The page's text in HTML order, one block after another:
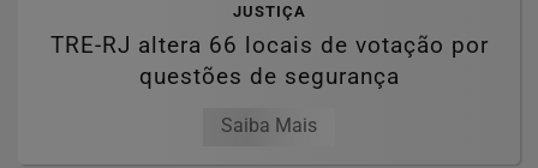
JUSTIÇA
TRE-RJ altera 66 locais de votação por
questões de segurança
Saiba Mais